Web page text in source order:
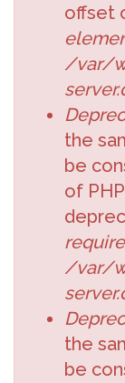
offset
/var/
the
be
of
/var/
the
be